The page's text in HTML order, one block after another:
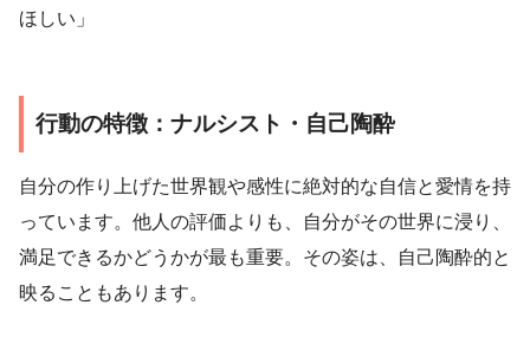
ほしい」
行動の特徴：ナルシスト・自己陶酔
自分の作り上げた世界観や感性に絶対的な自信と愛情を持
っています。他人の評価よりも、自分がその世界に浸り、
満足できるかどうかが最も重要。その姿は、自己陶酔的と
映ることもあります。